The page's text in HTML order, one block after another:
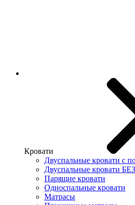
Кровати
Двуспальные кровати с
Двуспальные кровати
Парящие кровати
Односпальные кровати
Матрасы